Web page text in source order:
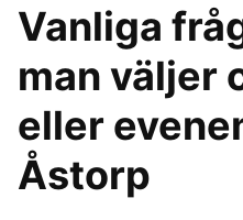
Vanliga
man väljer
eller
Åstorp